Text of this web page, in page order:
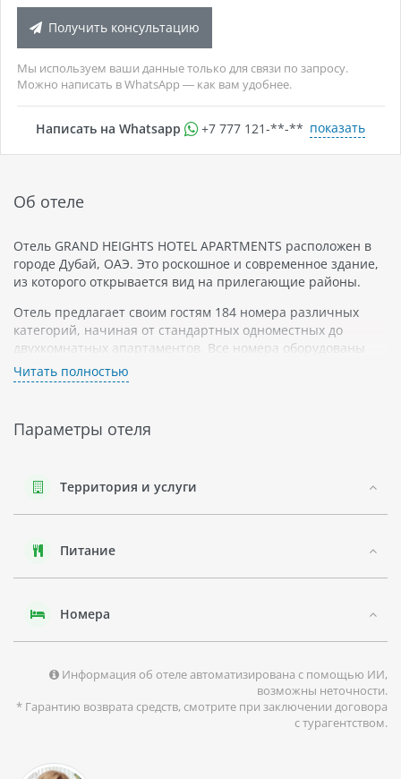
Получить консультацию
Мы используем ваши данные только для связи по запросу.
Можно написать в WhatsApp — как вам удобнее.
Написать на Whatsapp +7 777 121-**-** показать
Об отеле
Отель GRAND HEIGHTS HOTEL APARTMENTS расположен в
городе Дубай, ОАЭ. Это роскошное и современное здание,
из которого открывается вид на прилегающие районы.
Отель предлагает своим гостям 184 номера различных
категорий, начиная от стандартных одноместных до
двухкомнатных апартаментов. Все номера оборудованы
необходимой техникой и мебелью, чтобы обеспечить
комфортный и уютный отдых.
Дубая, поэтому гости могут легко добраться до главных
расположено множество ресторанов и кафе.
В случае желания провести свой досуг в отеле, у гостей
зонами для загара. К услугам туристов также фитнес-центр,
выбор для путешественников, желающих остановиться в
Читать полностью
Параметры отеля
Территория и услуги
Питание
Номера
Информация об отеле автоматизирована с помощью ИИ,
возможны неточности.
* Гарантию возврата средств, смотрите при заключении договора
с турагентством.